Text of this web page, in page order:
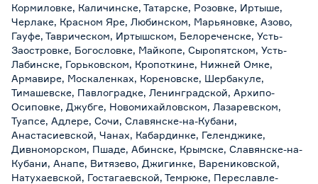
Кормиловке, Каличинске, Татарске, Розовке, Иртыше,
Черлаке, Красном Яре, Любинском, Марьяновке, Азово,
Гауфе, Таврическом, Иртышском, Белореченске, Усть-
Заостровке, Богословке, Майкопе, Сыропятском, Усть-
Лабинске, Горьковском, Кропоткине, Нижней Омке,
Армавире, Москаленках, Кореновске, Шербакуле,
Тимашевске, Павлоградке, Ленинградской, Архипо-
Осиповке, Джубге, Новомихайловском, Лазаревском,
Туапсе, Адлере, Сочи, Славянске-на-Кубани,
Анастасиевской, Чанах, Кабардинке, Геленджике,
Дивноморском, Пшаде, Абинске, Крымске, Славянске-на-
Кубани, Анапе, Витязево, Джигинке, Варениковской,
Натухаевской, Гостагаевской, Темрюке, Переславле-